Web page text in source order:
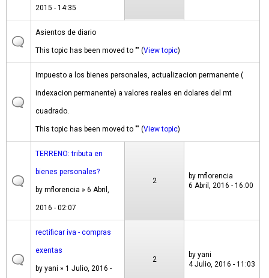
2015 - 14:35
Asientos de diario
This topic has been moved to "" (View topic)
Impuesto a los bienes personales, actualizacion permanente (
indexacion permanente) a valores reales en dolares del mt
cuadrado.
This topic has been moved to "" (View topic)
TERRENO: tributa en
bienes personales?
by mflorencia » 6 Abril,
2016 - 02:07
2
by mflorencia
6 Abril, 2016 - 16:00
rectificar iva - compras
exentas
by yani » 1 Julio, 2016 -
2
by yani
4 Julio, 2016 - 11:03